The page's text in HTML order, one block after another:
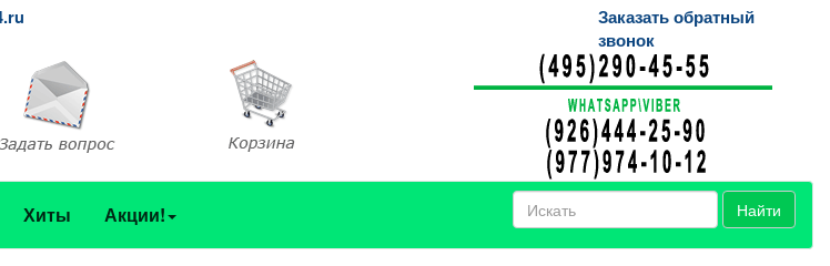
Заказать обратный
звонок
Хиты Акции! Найти